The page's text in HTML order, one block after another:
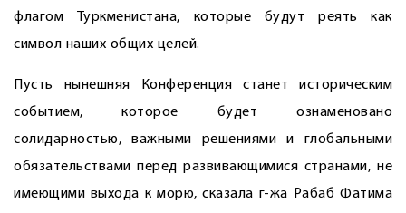
флагом Туркменистана, которые будут реять как
символ наших общих целей.
Пусть нынешняя Конференция станет историческим
событием, которое будет ознаменовано
солидарностью, важными решениями и глобальными
обязательствами перед развивающимися странами, не
имеющими выхода к морю, сказала г-жа Рабаб Фатима